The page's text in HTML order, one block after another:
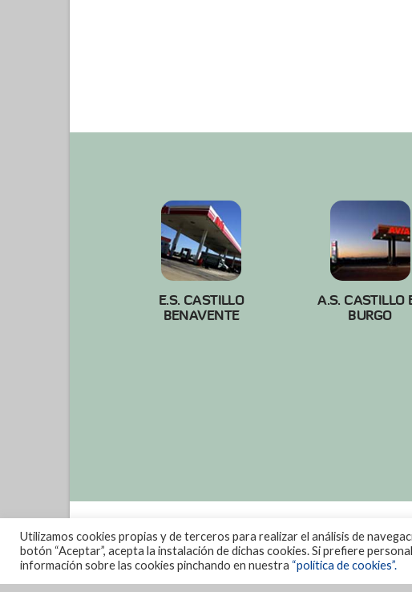
E.S. CASTILLO
BENAVENTE
A.S. CASTILLO
BURGO
Utilizamos cookies propias y de terceros para realizar el análisis de
botón “Aceptar”, acepta la instalación de dichas cookies. Si prefiere
información sobre las cookies pinchando en nuestra “política de cookies”.